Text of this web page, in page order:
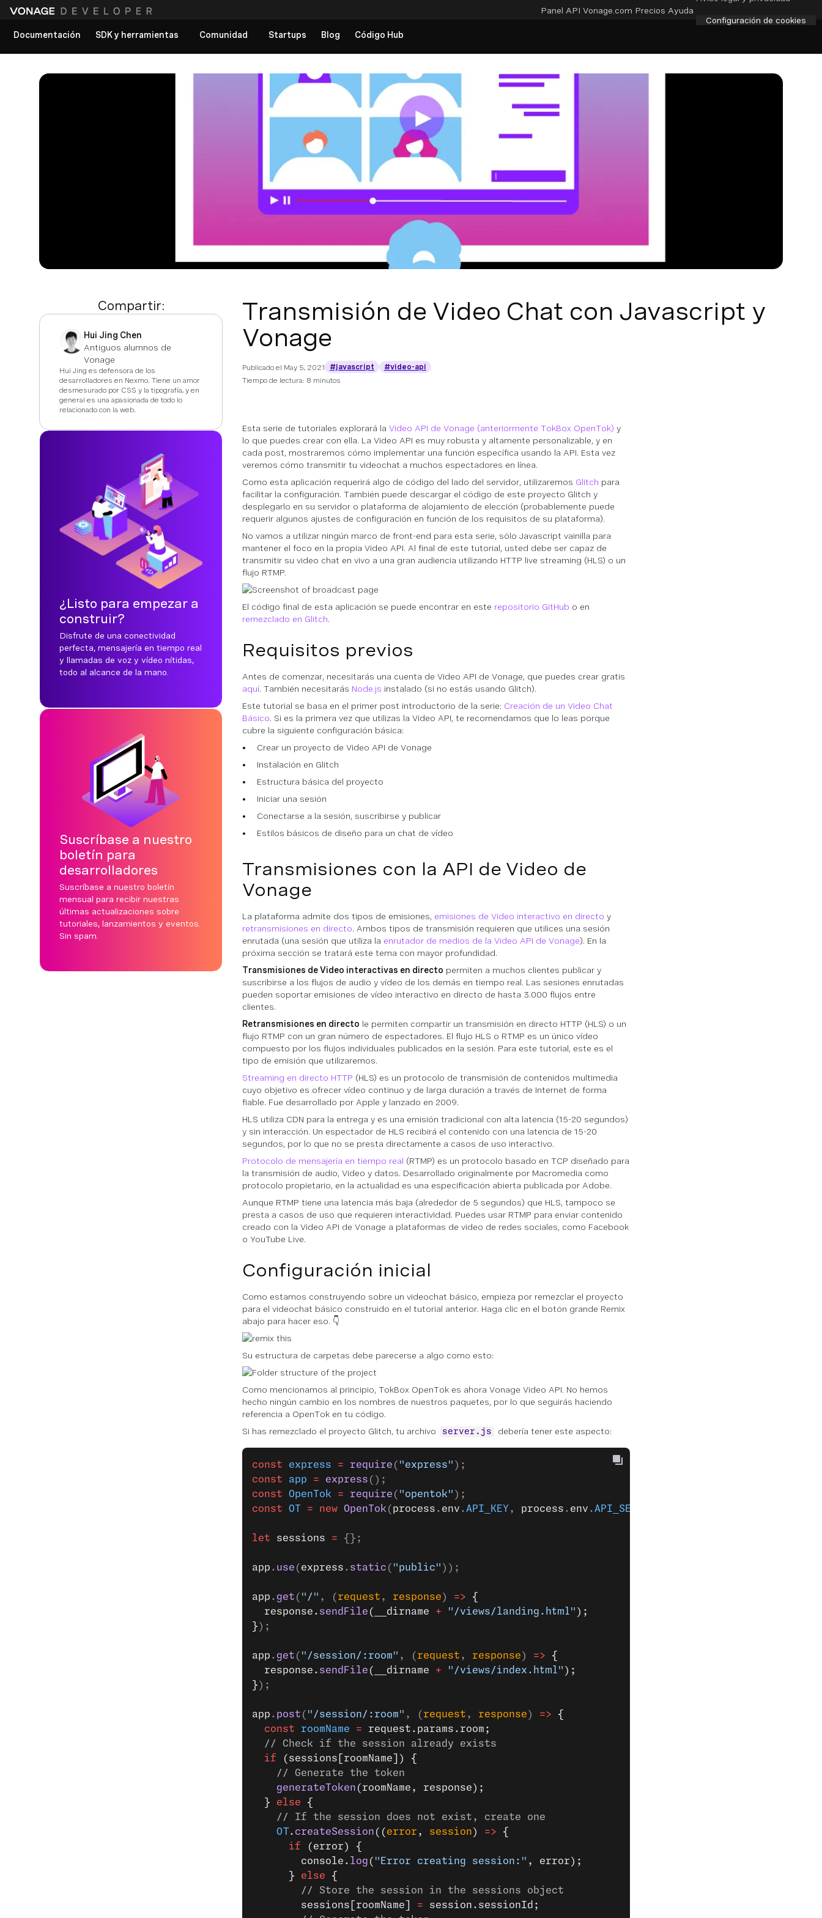
Panel API Vonage.com Precios Ayuda
Configuración de cookies
Documentación
SDK y herramientas Comunidad Startups Blog Código Hub
Compartir:
Hui Jing Chen
Antiguos alumnos de
Vonage
Hui Jing es defensora de los
desarrolladores en Nexmo. Tiene un amor
desmesurado por CSS y la tipografía, y en
general es una apasionada de todo lo
relacionado con la web.
¿Listo para empezar a
construir?
Disfrute de una conectividad
perfecta, mensajería en tiempo real
y llamadas de voz y vídeo nítidas,
todo al alcance de la mano.
Suscríbase a nuestro
boletín para
desarrolladores
Suscríbase a nuestro boletín
mensual para recibir nuestras
últimas actualizaciones sobre
tutoriales, lanzamientos y eventos.
Sin spam.
Transmisión de Video Chat con Javascript y
Vonage
Publicado el May 5, 2021 #javascript
#video-api
Tiempo de lectura: 8 minutos
Esta serie de tutoriales explorará la Video API de Vonage (anteriormente TokBox OpenTok) y
lo que puedes crear con ella. La Video API es muy robusta y altamente personalizable, y en
cada post, mostraremos cómo implementar una función específica usando la API. Esta vez
veremos cómo transmitir tu videochat a muchos espectadores en línea.
Como esta aplicación requerirá algo de código del lado del servidor, utilizaremos Glitch para
facilitar la configuración. También puede descargar el código de este proyecto Glitch y
desplegarlo en su servidor o plataforma de alojamiento de elección (probablemente puede
requerir algunos ajustes de configuración en función de los requisitos de su plataforma).
No vamos a utilizar ningún marco de front-end para esta serie, sólo Javascript vainilla para
mantener el foco en la propia Video API. Al final de este tutorial, usted debe ser capaz de
transmitir su video chat en vivo a una gran audiencia utilizando HTTP live streaming (HLS) o un
flujo RTMP.
El código final de esta aplicación se puede encontrar en este repositorio GitHub o en
remezclado en Glitch.
Requisitos previos
Antes de comenzar, necesitarás una cuenta de Video API de Vonage, que puedes crear gratis
aquí. También necesitarás Node.js instalado (si no estás usando Glitch).
Este tutorial se basa en el primer post introductorio de la serie: Creación de un Video Chat
Básico. Si es la primera vez que utilizas la Video API, te recomendamos que lo leas porque
cubre la siguiente configuración básica:
Crear un proyecto de Video API de Vonage
Instalación en Glitch
Estructura básica del proyecto
Iniciar una sesión
Conectarse a la sesión, suscribirse y publicar
Estilos básicos de diseño para un chat de vídeo
Transmisiones con la API de Video de
Vonage
La plataforma admite dos tipos de emisiones, emisiones de Video interactivo en directo y
retransmisiones en directo. Ambos tipos de transmisión requieren que utilices una sesión
enrutada (una sesión que utiliza la enrutador de medios de la Video API de Vonage). En la
próxima sección se tratará este tema con mayor profundidad.
Transmisiones de Video interactivas en directo permiten a muchos clientes publicar y
suscribirse a los flujos de audio y vídeo de los demás en tiempo real. Las sesiones enrutadas
pueden soportar emisiones de vídeo interactivo en directo de hasta 3.000 flujos entre
clientes.
Retransmisiones en directo le permiten compartir un transmisión en directo HTTP (HLS) o un
flujo RTMP con un gran número de espectadores. El flujo HLS o RTMP es un único vídeo
compuesto por los flujos individuales publicados en la sesión. Para este tutorial, este es el
tipo de emisión que utilizaremos.
Streaming en directo HTTP (HLS) es un protocolo de transmisión de contenidos multimedia
cuyo objetivo es ofrecer vídeo continuo y de larga duración a través de Internet de forma
fiable. Fue desarrollado por Apple y lanzado en 2009.
HLS utiliza CDN para la entrega y es una emisión tradicional con alta latencia (15-20 segundos)
y sin interacción. Un espectador de HLS recibirá el contenido con una latencia de 15-20
segundos, por lo que no se presta directamente a casos de uso interactivo.
Protocolo de mensajería en tiempo real (RTMP) es un protocolo basado en TCP diseñado para
la transmisión de audio, Video y datos. Desarrollado originalmente por Macromedia como
protocolo propietario, en la actualidad es una especificación abierta publicada por Adobe.
Aunque RTMP tiene una latencia más baja (alrededor de 5 segundos) que HLS, tampoco se
presta a casos de uso que requieren interactividad. Puedes usar RTMP para enviar contenido
creado con la Video API de Vonage a plataformas de video de redes sociales, como Facebook
o YouTube Live.
Configuración inicial
Como estamos construyendo sobre un videochat básico, empieza por remezclar el proyecto
para el videochat básico construido en el tutorial anterior. Haga clic en el botón grande Remix
abajo para hacer eso. 👇
Su estructura de carpetas debe parecerse a algo como esto:
Como mencionamos al principio, TokBox OpenTok es ahora Vonage Video API. No hemos
hecho ningún cambio en los nombres de nuestros paquetes, por lo que seguirás haciendo
referencia a OpenTok en tu código.
Si has remezclado el proyecto Glitch, tu archivo
server.js debería tener este aspecto:
const express = require ( "express" );
const app = express ();
const OpenTok = require ( "opentok" );
const OT = new OpenTok ( process . env .API_KEY , process . env .API_SECRET
let sessions = {};
app . use ( express . static ( "public" ));
app . get ( "/" , ( request , response ) => {
  response.
sendFile (__dirname + "/views/landing.html" );
} );
app . get ( "/session/:room" , ( request , response ) => {
  response.
sendFile (__dirname + "/views/index.html" );
} );
app . post ( "/session/:room" , ( request , response ) => {
  const
roomName = request.params.room;
  // Check if the session already exists
  if
(sessions[roomName]) {
    // Generate the token
    generateToken
(roomName, response);
  }
else {
    // If the session does not exist, create one
    OT
. createSession (( error , session ) => {
      if
(error) {
        console.
log ( "Error creating session:" , error);
      }
else {
        // Store the session in the sessions object
        sessions[roomName]
= session.sessionId;